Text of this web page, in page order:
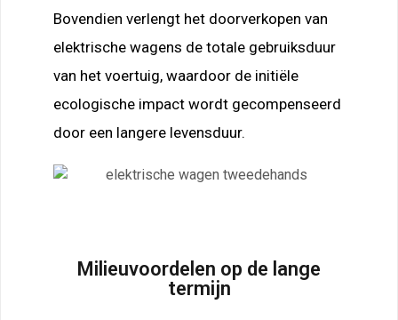
Bovendien verlengt het doorverkopen van
elektrische wagens de totale gebruiksduur
van het voertuig, waardoor de initiële
ecologische impact wordt gecompenseerd
door een langere levensduur.
Milieuvoordelen op de lange
termijn